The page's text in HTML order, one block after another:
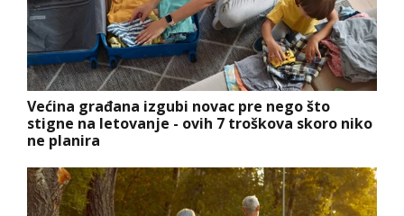
Većina građana izgubi novac pre nego što
stigne na letovanje - ovih 7 troškova skoro niko
ne planira